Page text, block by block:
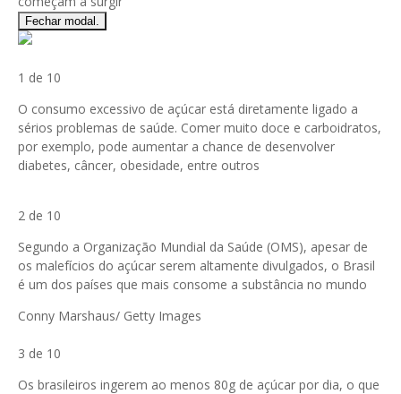
Fechar modal.
1 de 10
O consumo excessivo de açúcar está diretamente ligado a
sérios problemas de saúde. Comer muito doce e carboidratos,
por exemplo, pode aumentar a chance de desenvolver
diabetes, câncer, obesidade, entre outros
2 de 10
Segundo a Organização Mundial da Saúde (OMS), apesar de
os malefícios do açúcar serem altamente divulgados, o Brasil
é um dos países que mais consome a substância no mundo
Conny Marshaus/ Getty Images
3 de 10
Os brasileiros ingerem ao menos 80g de açúcar por dia, o que